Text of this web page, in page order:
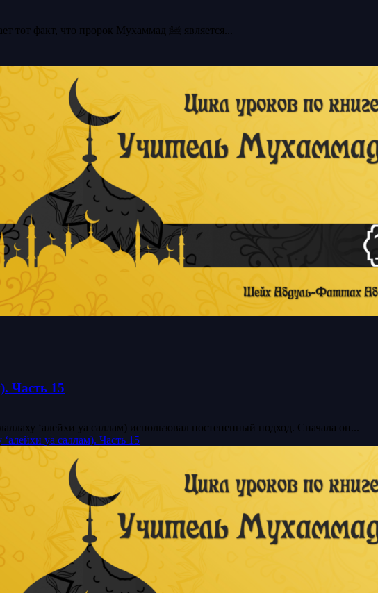
Коран о том, что Пророк ﷺ является учителем Коран подтверждает тот факт, что пророк Мухаммад ﷺ является...
Часть 15
‘алейхи уа саллам) использовал постепенный подход. Сначала он...
уа саллам). Часть 15